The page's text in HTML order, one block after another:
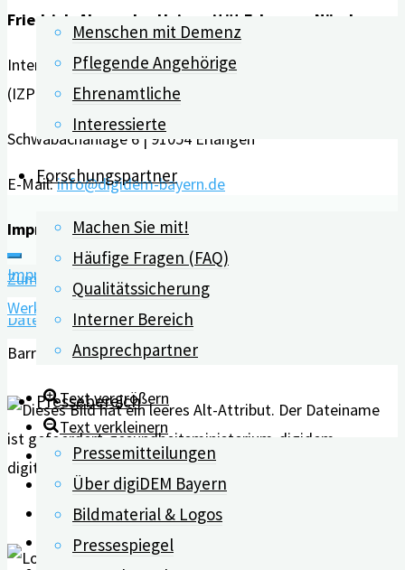
Menschen mit Demenz
Pflegende Angehörige
Ehrenamtliche
Interessierte
Forschungspartner
Machen Sie mit!
Häufige Fragen (FAQ)
Qualitätssicherung
Interner Bereich
Ansprechpartner
Pressebereich
Pressemitteilungen
Über digiDEM Bayern
Bildmaterial & Logos
Pressespiegel
Demenzversorgung
stärkt"
Friedrich-Alexander-Universität Erlangen-Nürnberg
Interdisziplinäres Zentrum für HTA und Public Health
(IZPH)
Schwabachanlage 6 | 91054 Erlangen
E-Mail:info@digidem-bayern.de
Impressum | Datenschutz
Impressum
Datenschutz
Zum Inhalt springen
Werkzeugleiste öffnen
Barrierefreiheit Werkzeuge
Text vergrößern
Text verkleinern
Graustufen
Hoher Kontrast
Negativer Kontrast
Heller Hintergrund